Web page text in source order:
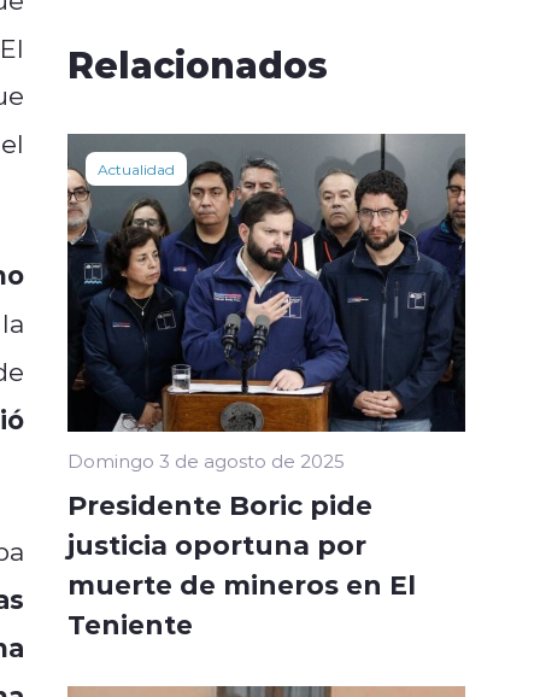
Relacionados
Actualidad
Domingo 3 de agosto de 2025
Presidente Boric pide
justicia oportuna por
muerte de mineros en El
Teniente